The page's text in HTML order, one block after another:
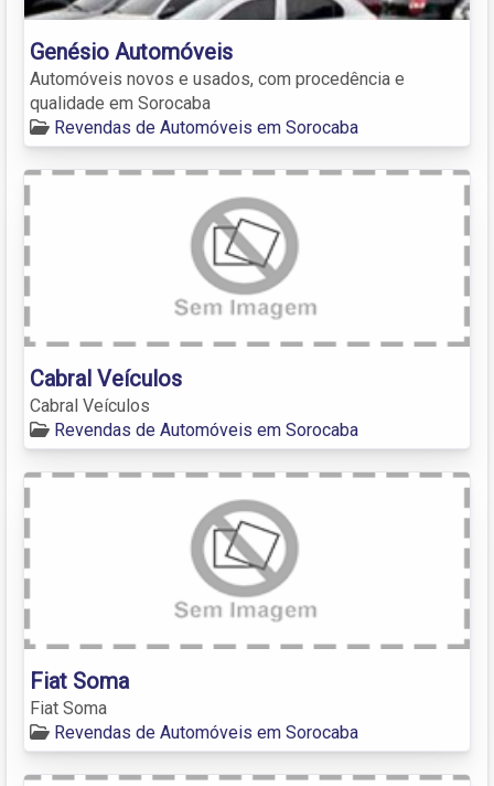
Genésio Automóveis
Automóveis novos e usados, com procedência e
qualidade em Sorocaba
Revendas de Automóveis em Sorocaba
Cabral Veículos
Cabral Veículos
Revendas de Automóveis em Sorocaba
Fiat Soma
Fiat Soma
Revendas de Automóveis em Sorocaba